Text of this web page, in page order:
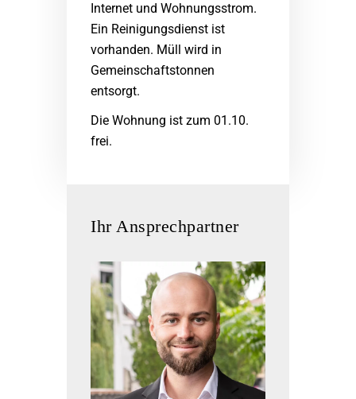
Internet und Wohnungsstrom.
Ein Reinigungsdienst ist
vorhanden. Müll wird in
Gemeinschaftstonnen
entsorgt.
Die Wohnung ist zum 01.10.
frei.
Ihr Ansprechpartner